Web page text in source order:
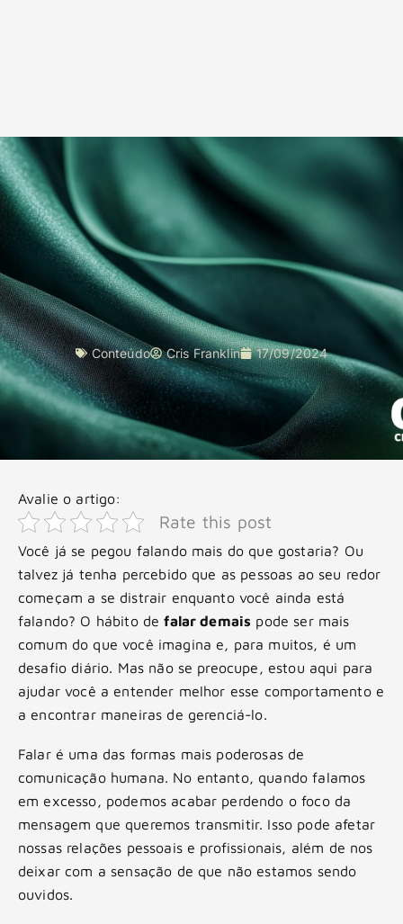
Conteúdo Cris Franklin 17/09/2024
Avalie o artigo:
Rate this post
Você já se pegou falando mais do que gostaria? Ou
talvez já tenha percebido que as pessoas ao seu redor
começam a se distrair enquanto você ainda está
falando? O hábito defalar demais pode ser mais
comum do que você imagina e, para muitos, é um
desafio diário. Mas não se preocupe, estou aqui para
ajudar você a entender melhor esse comportamento e
a encontrar maneiras de gerenciá-lo.
Falar é uma das formas mais poderosas de
comunicação humana. No entanto, quando falamos
em excesso, podemos acabar perdendo o foco da
mensagem que queremos transmitir. Isso pode afetar
nossas relações pessoais e profissionais, além de nos
deixar com a sensação de que não estamos sendo
ouvidos.